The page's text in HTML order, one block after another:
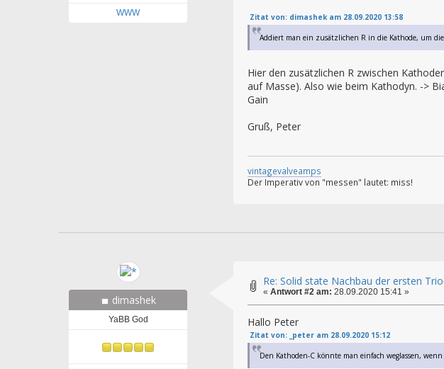
WWW Zitat von: dimashek am 28.09.2020 13:58
Addiert man ein zusätzlichen R in die Kathode, um
Hier den zusätzlichen R zwischen
auf Masse). Also wie beim Kathodyn. ->
Gain
Gruß, Peter
vintagevalveamps
Der Imperativ von "messen" lautet: miss!
dimashek
YaBB God
Re: Solid state Nachbau der ersten
« Antwort #2 am: 28.09.2020 15:41 »
Hallo Peter
Zitat von: _peter am 28.09.2020 15:12
Den Kathoden-C könnte man einfach weglassen,